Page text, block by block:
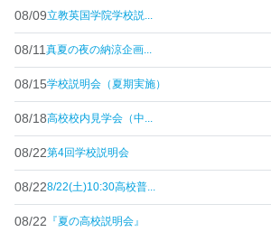
08/09立教英国学院学校説...
08/11 真夏の夜の納涼企画...
08/15学校説明会（夏期実施）
08/18高校校内見学会（中...
08/22第4回学校説明会
08/228/22(土)10:30高校普...
08/22 『夏の高校説明会』